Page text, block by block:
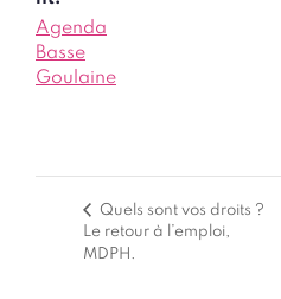
Agenda
Basse
Goulaine
Quels sont vos droits ?
Le retour à l’emploi,
MDPH.